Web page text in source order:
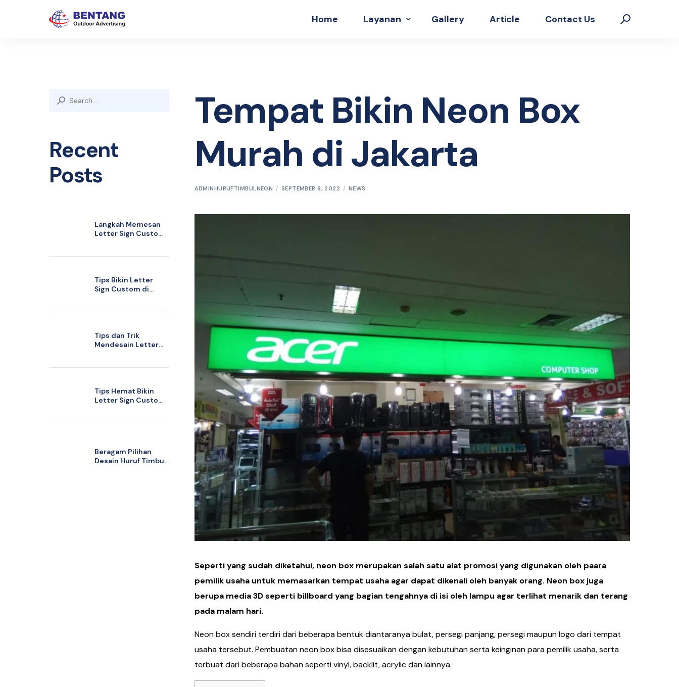
Home Layanan Gallery Article Contact Us
Tempat Bikin Neon Box
Murah di Jakarta
ADMINHURUFTIMBULNEON SEPTEMBER 6, 2022 NEWS
Seperti yang sudah diketahui, neon box merupakan salah satu alat promosi yang digunakan oleh paara
pemilik usaha untuk memasarkan tempat usaha agar dapat dikenali oleh banyak orang. Neon box juga
berupa media 3D seperti billboard yang bagian tengahnya di isi oleh lampu agar terlihat menarik dan terang
pada malam hari.
Neon box sendiri terdiri dari beberapa bentuk diantaranya bulat, persegi panjang, persegi maupun logo dari tempat
usaha tersebut. Pembuatan neon box bisa disesuaikan dengan kebutuhan serta keinginan para pemilik usaha, serta
terbuat dari beberapa bahan seperti vinyl, backlit, acrylic dan lainnya.
Search
Recent
Posts
Langkah Memesan
Letter Sign Custom
Tips Bikin Letter
Sign Custom di
Tips dan Trik
Mendesain Letter
Tips Hemat Bikin
Letter Sign Custom
Beragam Pilihan
Desain Huruf Timbul